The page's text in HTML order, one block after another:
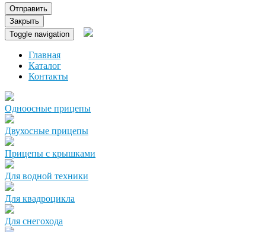
Отправить
Закрыть
Toggle navigation
Главная
Каталог
Контакты
Одноосные прицепы
Двухосные прицепы
Прицепы с крышками
Для водной техники
Для квадроцикла
Для снегохода